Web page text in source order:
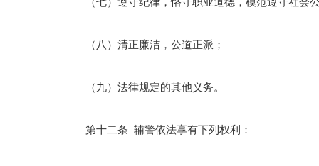
（八）清正廉洁，公道正派；
（九）法律规定的其他义务。
第十二条 辅警依法享有下列权利：